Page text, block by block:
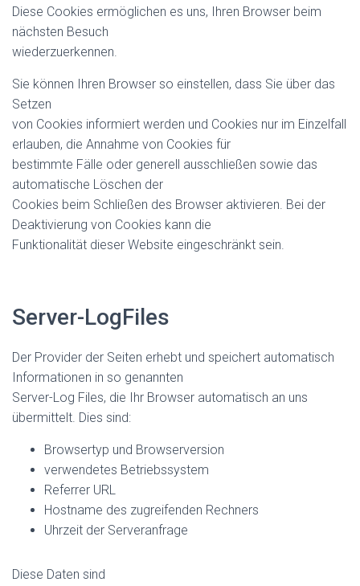
Diese Cookies ermöglichen es uns, Ihren Browser beim
nächsten Besuch
wiederzuerkennen.
Sie können Ihren Browser so einstellen, dass Sie über das
Setzen
von Cookies informiert werden und Cookies nur im Einzelfall
erlauben, die Annahme von Cookies für
bestimmte Fälle oder generell ausschließen sowie das
automatische Löschen der
Cookies beim Schließen des Browser aktivieren. Bei der
Deaktivierung von Cookies kann die
Funktionalität dieser Website eingeschränkt sein.
Server-LogFiles
Der Provider der Seiten erhebt und speichert automatisch
Informationen in so genannten
Server-Log Files, die Ihr Browser automatisch an uns
übermittelt. Dies sind:
Browsertyp und Browserversion
verwendetes Betriebssystem
Referrer URL
Hostname des zugreifenden Rechners
Uhrzeit der Serveranfrage
Diese Daten sind